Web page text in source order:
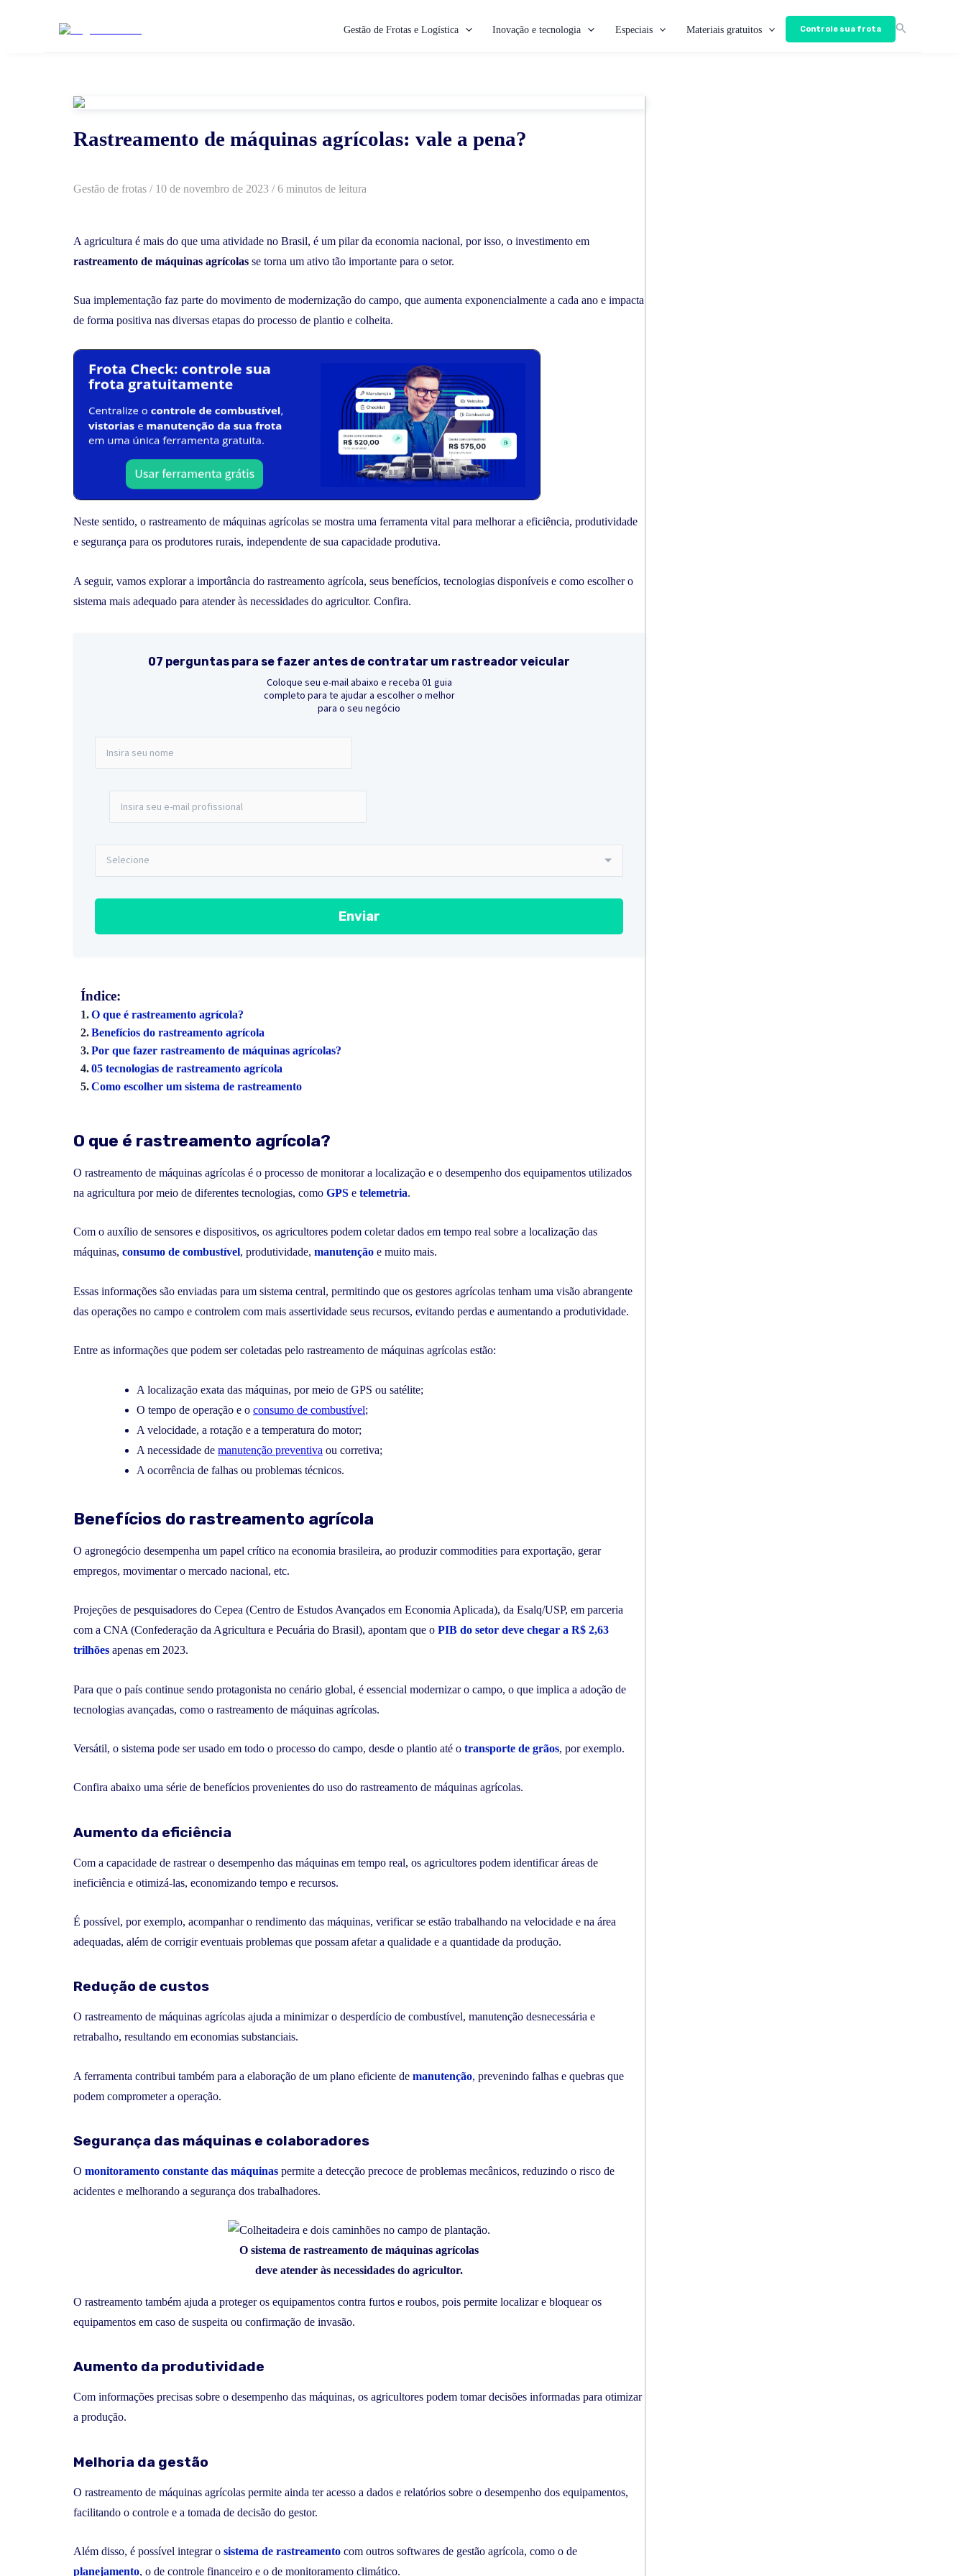
Gestão de Frotas e Logística Inovação e tecnologia Especiais Materiais gratuitos Controle sua frota
Rastreamento de máquinas agrícolas: vale a pena?
Gestão de frotas / 10 de novembro de 2023 / 6 minutos de leitura
A agricultura é mais do que uma atividade no Brasil, é um pilar da economia nacional, por isso, o investimento em
rastreamento de máquinas agrícolas se torna um ativo tão importante para o setor.
Sua implementação faz parte do movimento de modernização do campo, que aumenta exponencialmente a cada ano e impacta
de forma positiva nas diversas etapas do processo de plantio e colheita.
Neste sentido, o rastreamento de máquinas agrícolas se mostra uma ferramenta vital para melhorar a eficiência, produtividade
e segurança para os produtores rurais, independente de sua capacidade produtiva.
A seguir, vamos explorar a importância do rastreamento agrícola, seus benefícios, tecnologias disponíveis e como escolher o
sistema mais adequado para atender às necessidades do agricultor. Confira.
07 perguntas para se fazer antes de contratar um rastreador veicular
Coloque seu e-mail abaixo e receba 01 guia
completo para te ajudar a escolher o melhor
para o seu negócio
Índice:
O que é rastreamento agrícola?
Benefícios do rastreamento agrícola
Por que fazer rastreamento de máquinas agrícolas?
05 tecnologias de rastreamento agrícola
Como escolher um sistema de rastreamento
O que é rastreamento agrícola?
O rastreamento de máquinas agrícolas é o processo de monitorar a localização e o desempenho dos equipamentos utilizados
na agricultura por meio de diferentes tecnologias, como GPS e telemetria.
Com o auxílio de sensores e dispositivos, os agricultores podem coletar dados em tempo real sobre a localização das
máquinas, consumo de combustível, produtividade, manutenção e muito mais.
Essas informações são enviadas para um sistema central, permitindo que os gestores agrícolas tenham uma visão abrangente
das operações no campo e controlem com mais assertividade seus recursos, evitando perdas e aumentando a produtividade.
Entre as informações que podem ser coletadas pelo rastreamento de máquinas agrícolas estão:
A localização exata das máquinas, por meio de GPS ou satélite;
O tempo de operação e o consumo de combustível;
A velocidade, a rotação e a temperatura do motor;
A necessidade de manutenção preventiva ou corretiva;
A ocorrência de falhas ou problemas técnicos.
Benefícios do rastreamento agrícola
O agronegócio desempenha um papel crítico na economia brasileira, ao produzir commodities para exportação, gerar
empregos, movimentar o mercado nacional, etc.
Projeções de pesquisadores do Cepea (Centro de Estudos Avançados em Economia Aplicada), da Esalq/USP, em parceria
com a CNA (Confederação da Agricultura e Pecuária do Brasil), apontam que o PIB do setor deve chegar a R$ 2,63
trilhões apenas em 2023.
Para que o país continue sendo protagonista no cenário global, é essencial modernizar o campo, o que implica a adoção de
tecnologias avançadas, como o rastreamento de máquinas agrícolas.
Versátil, o sistema pode ser usado em todo o processo do campo, desde o plantio até o transporte de grãos, por exemplo.
Confira abaixo uma série de benefícios provenientes do uso do rastreamento de máquinas agrícolas.
Aumento da eficiência
Com a capacidade de rastrear o desempenho das máquinas em tempo real, os agricultores podem identificar áreas de
ineficiência e otimizá-las, economizando tempo e recursos.
É possível, por exemplo, acompanhar o rendimento das máquinas, verificar se estão trabalhando na velocidade e na área
adequadas, além de corrigir eventuais problemas que possam afetar a qualidade e a quantidade da produção.
Redução de custos
O rastreamento de máquinas agrícolas ajuda a minimizar o desperdício de combustível, manutenção desnecessária e
retrabalho, resultando em economias substanciais.
A ferramenta contribui também para a elaboração de um plano eficiente de manutenção, prevenindo falhas e quebras que
podem comprometer a operação.
Segurança das máquinas e colaboradores
O monitoramento constante das máquinas permite a detecção precoce de problemas mecânicos, reduzindo o risco de
acidentes e melhorando a segurança dos trabalhadores.
O sistema de rastreamento de máquinas agrícolas
deve atender às necessidades do agricultor.
O rastreamento também ajuda a proteger os equipamentos contra furtos e roubos, pois permite localizar e bloquear os
equipamentos em caso de suspeita ou confirmação de invasão.
Aumento da produtividade
Com informações precisas sobre o desempenho das máquinas, os agricultores podem tomar decisões informadas para otimizar
a produção.
Melhoria da gestão
O rastreamento de máquinas agrícolas permite ainda ter acesso a dados e relatórios sobre o desempenho dos equipamentos,
facilitando o controle e a tomada de decisão do gestor.
Além disso, é possível integrar o sistema de rastreamento com outros softwares de gestão agrícola, como o de
planejamento, o de controle financeiro e o de monitoramento climático.